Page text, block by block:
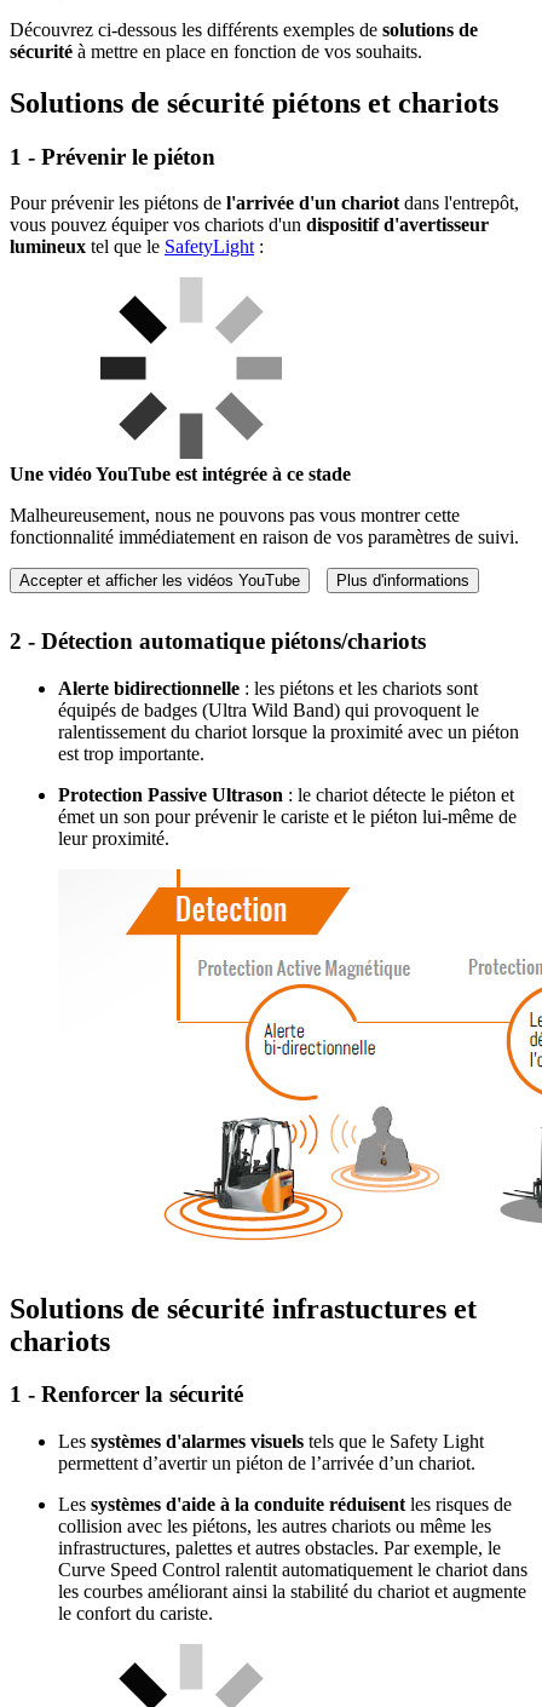
Découvrez ci-dessous les différents exemples de solutions de
sécurité à mettre en place en fonction de vos souhaits.
Solutions de sécurité piétons et chariots
1 - Prévenir le piéton
Pour prévenir les piétons de l'arrivée d'un chariot dans l'entrepôt,
vous pouvez équiper vos chariots d'un dispositif d'avertisseur
lumineux tel que le SafetyLight :
Une vidéo YouTube est intégrée à ce stade
Malheureusement, nous ne pouvons pas vous montrer cette
fonctionnalité immédiatement en raison de vos paramètres de suivi.
Accepter et afficher les vidéos YouTube Plus d'informations
2 - Détection automatique piétons/chariots
Alerte bidirectionnelle : les piétons et les chariots sont
équipés de badges (Ultra Wild Band) qui provoquent le
ralentissement du chariot lorsque la proximité avec un piéton
est trop importante.
Protection Passive Ultrason : le chariot détecte le piéton et
émet un son pour prévenir le cariste et le piéton lui-même de
leur proximité.
Solutions de sécurité infrastuctures et
chariots
1 - Renforcer la sécurité
Les systèmes d'alarmes visuels tels que le Safety Light
permettent d’avertir un piéton de l’arrivée d’un chariot.
Les systèmes d'aide à la conduite réduisent les risques de
collision avec les piétons, les autres chariots ou même les
infrastructures, palettes et autres obstacles. Par exemple, le
Curve Speed Control ralentit automatiquement le chariot dans
les courbes améliorant ainsi la stabilité du chariot et augmente
le confort du cariste.